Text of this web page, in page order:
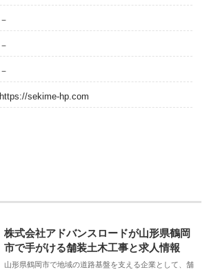
－
－
－
https://sekime-hp.com
株式会社アドバンスロードが山形県鶴岡
市で手がける舗装土木工事と求人情報
山形県鶴岡市で地域の道路基盤を支える企業として、舗